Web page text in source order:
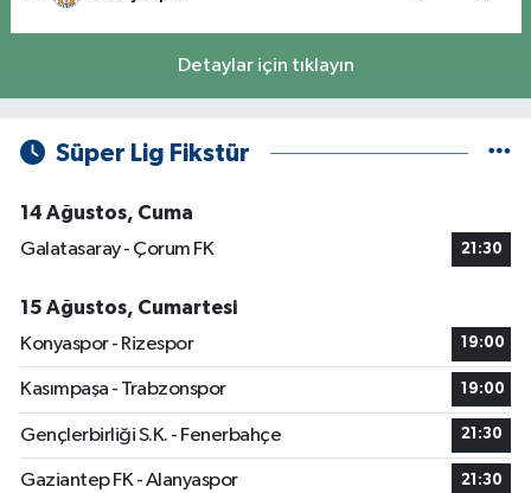
Detaylar için tıklayın
Süper Lig Fikstür
14 Ağustos, Cuma
Galatasaray - Çorum FK
21:30
15 Ağustos, Cumartesi
Konyaspor - Rizespor
19:00
Kasımpaşa - Trabzonspor 19:00
Gençlerbirliği S.K. - Fenerbahçe 21:30
Gaziantep FK - Alanyaspor 21:30